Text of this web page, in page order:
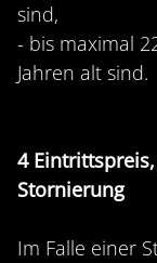
sind,
- bis maximal
Jahren alt sind.
4
Stornierung
Im Falle einer